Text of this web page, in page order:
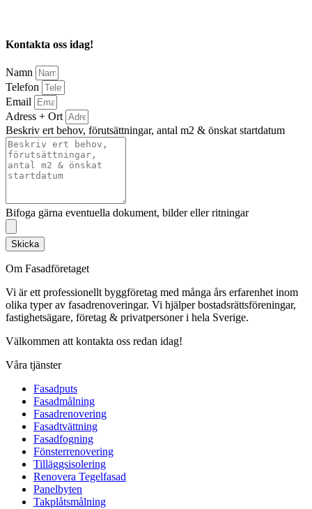
Kontakta oss idag!
Namn
Telefon
Email
Adress + Ort
Beskriv ert behov, förutsättningar, antal m2 & önskat startdatum
Bifoga gärna eventuella dokument, bilder eller ritningar
Skicka
Om Fasadföretaget
Vi är ett professionellt byggföretag med många års erfarenhet inom
olika typer av fasadrenoveringar. Vi hjälper bostadsrättsföreningar,
fastighetsägare, företag & privatpersoner i hela Sverige.
Välkommen att kontakta oss redan idag!
Våra tjänster
Fasadputs
Fasadmålning
Fasadrenovering
Fasadtvättning
Fasadfogning
Fönsterrenovering
Tilläggsisolering
Renovera Tegelfasad
Panelbyten
Takplåtsmålning